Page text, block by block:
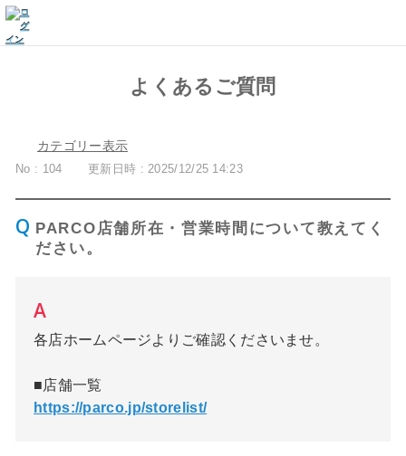
よくあるご質問
カテゴリー表示
No : 104 更新日時 : 2025/12/25 14:23
PARCO店舗所在・営業時間について教えてく
ださい。
各店ホームページよりご確認くださいませ。
■店舗一覧
https://parco.jp/storelist/